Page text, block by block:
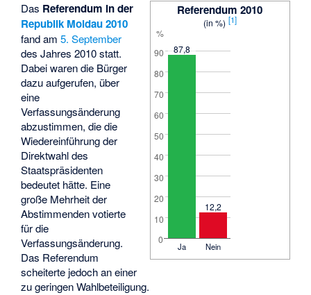
Referendum 2010
(in %) [1]
%
90
80
70
60
50
40
30
20
10
0
87,8
12,2
Ja Nein
Das Referendum in der
Republik Moldau2010
fand am5. September
des Jahres 2010 statt.
Dabei waren die Bürger
dazu aufgerufen, über
eine
Verfassungsänderung
abzustimmen, die die
Wiedereinführung der
Direktwahl des
Staatspräsidenten
bedeutet hätte. Eine
große Mehrheit der
Abstimmenden votierte
für die
Verfassungsänderung.
Das Referendum
scheiterte jedoch an einer
zu geringen Wahlbeteiligung.